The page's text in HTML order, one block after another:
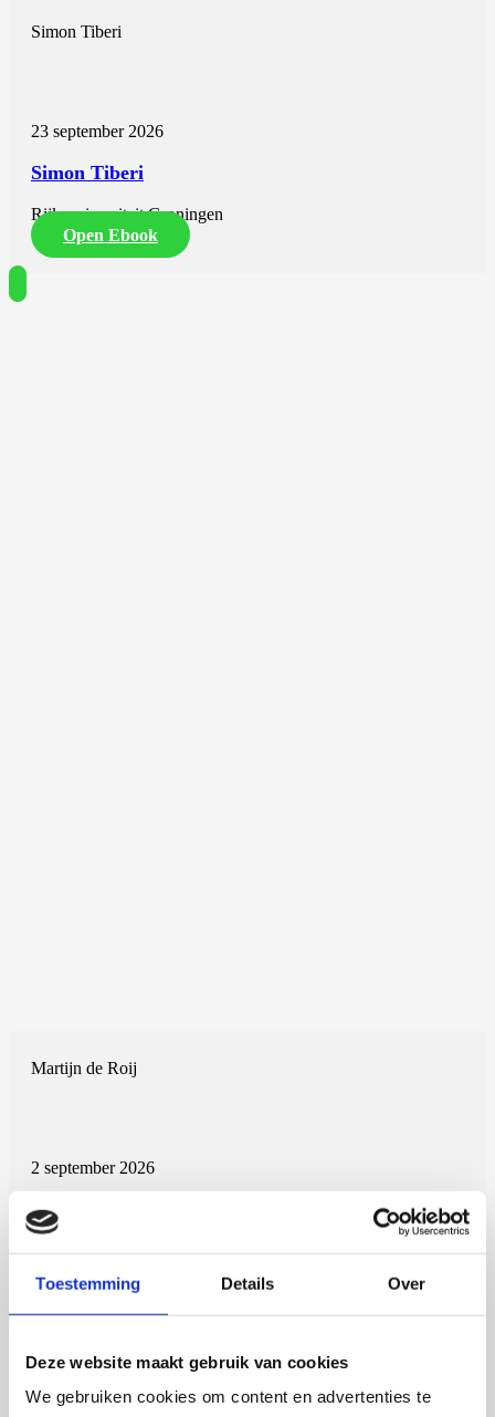
Toestemming Details Over
Deze website maakt gebruik van cookies
We gebruiken cookies om content en advertenties te
Simon Tiberi
23 september 2026
Simon Tiberi
Rijksuniversiteit Groningen
Open Ebook
Martijn de Roij
2 september 2026
Martijn de Roij
Wageningen University